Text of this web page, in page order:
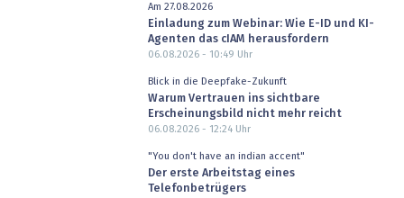
Am 27.08.2026
Einladung zum Webinar: Wie E-ID und KI-
Agenten das cIAM herausfordern
06.08.2026 - 10:49 Uhr
Blick in die Deepfake-Zukunft
Warum Vertrauen ins sichtbare
Erscheinungsbild nicht mehr reicht
06.08.2026 - 12:24Uhr
"You don't have an indian accent"
Der erste Arbeitstag eines
Telefonbetrügers